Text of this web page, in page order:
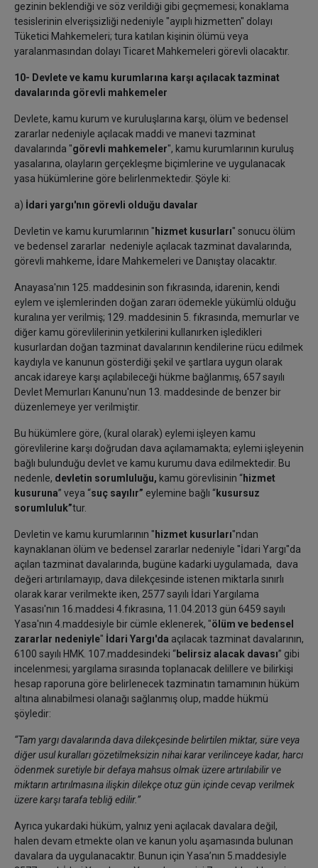
gezinin beklendiği ve söz verildiği gibi geçmemesi; konaklama
tesislerinin elverişsizliği nedeniyle "ayıplı hizmetten" dolayı
Tüketici Mahkemeleri; tura katılan kişinin ölümü veya
yaralanmasından dolayı Ticaret Mahkemeleri görevli olacaktır.
10- Devlete ve kamu kurumlarına karşı açılacak tazminat
davalarında görevli mahkemeler
Devlete, kamu kurum ve kuruluşlarına karşı, ölüm ve bedensel
zararlar nedeniyle açılacak maddi ve manevi tazminat
davalarında "görevli mahkemeler", kamu kurumlarının kuruluş
yasalarına, olayların gerçekleşme biçimlerine ve uygulanacak
yasa hükümlerine göre belirlenmektedir. Şöyle ki:
a) İdari yargı'nın görevli olduğu davalar
Devletin ve kamu kurumlarının " hizmet kusurları" sonucu ölüm
ve bedensel zararlar nedeniyle açılacak tazminat davalarında,
görevli mahkeme, İdare Mahkemeleri ve Danıştay olacaktır.
Anayasa'nın 125. maddesinin son fıkrasında, idarenin, kendi
eylem ve işlemlerinden doğan zararı ödemekle yükümlü olduğu
kuralına yer verilmiş; 129. maddesinin 5. fıkrasında, memurlar ve
diğer kamu görevlilerinin yetkilerini kullanırken işledikleri
kusurlardan doğan tazminat davalarının kendilerine rücu edilmek
kaydıyla ve kanunun gösterdiği şekil ve şartlara uygun olarak
ancak idareye karşı açılabileceği hükme bağlanmış, 657 sayılı
Devlet Memurları Kanunu'nun 13. maddesinde de benzer bir
düzenlemeye yer verilmiştir.
Bu hükümlere göre, (kural olarak) eylemi işleyen kamu
görevlilerine karşı doğrudan dava açılamamakta; eylemi işleyenin
bağlı bulunduğu devlet ve kamu kurumu dava edilmektedir. Bu
nedenle, devletin sorumluluğu, kamu görevlisinin “hizmet
kusuruna” veya “suç sayılır” eylemine bağlı “kusursuz
sorumluluk”tur.
Devletin ve kamu kurumlarının " hizmet kusurları"ndan
kaynaklanan ölüm ve bedensel zararlar nedeniyle "İdari Yargı"da
açılan tazminat davalarında, bugüne kadarki uygulamada, dava
değeri artırılamayıp, dava dilekçesinde istenen miktarla sınırlı
olarak karar verilmekte iken, 2577 sayılı İdari Yargılama
Yasası'nın 16.maddesi 4.fıkrasına, 11.04.2013 gün 6459 sayılı
Yasa'nın 4.maddesiyle bir cümle eklenerek, "ölüm ve bedensel
zararlar nedeniyle" İdari Yargı'da açılacak tazminat davalarının,
6100 sayılı HMK. 107.maddesindeki “belirsiz alacak davası” gibi
incelenmesi; yargılama sırasında toplanacak delillere ve bilirkişi
hesap raporuna göre belirlenecek tazminatın tamamının hüküm
altına alınabilmesi olanağı sağlanmış olup, madde hükmü
şöyledir:
“Tam yargı davalarında dava dilekçesinde belirtilen miktar, süre veya
diğer usul kuralları gözetilmeksizin nihai karar verilinceye kadar, harcı
ödenmek suretiyle bir defaya mahsus olmak üzere artırılabilir ve
miktarın artırılmasına ilişkin dilekçe otuz gün içinde cevap verilmek
üzere karşı tarafa tebliğ edilir.”
Ayrıca yukardaki hüküm, yalnız yeni açılacak davalara değil,
halen devam etmekte olan ve kanun yolu aşamasında bulunan
davalara da uygulanacaktır. Bunun için Yasa’nın 5.maddesiyle